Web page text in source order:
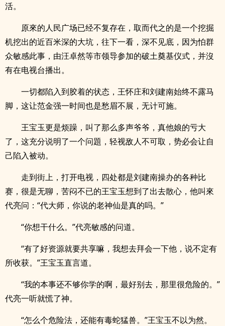
活。
原來的人民广场已经不复存在，取而代之的是一个挖掘
机挖出的近百米深的大坑，往下一看，深不见底，因为怕群
众敏感此事，由汪卓然等市领导参加的破土奠基仪式，并沒
有在电视台播出。
一切都陷入到胶着的状态，王怀庄和刘建南始终不露马
脚，这让范金强一时间也是愁眉不展，无计可施。
王宝玉更是烦躁，叫了那么多声爷爷，真他娘的亏大
了，这充分说明了一个问題，轻视敌人不可取，势必会让自
己陷入被动。
走到街上，打开电视，四处都是刘建南操办的各种比
赛，很是无聊，苦闷不已的王宝玉想到了出去散心，他叫來
代亮问：“代大师，你说的老神仙是真的吗。”
“你想干什么。”代亮敏感的问道。
“有了好资源就要共享嘛，我想去拜会一下他，说不定有
所收获。”王宝玉直言道。
“我的本事还不够你学的啊，最好别去，那里很危险的。”
代亮一听就慌了神。
“怎么个危险法，还能有毒蛇猛兽。”王宝玉不以为然。